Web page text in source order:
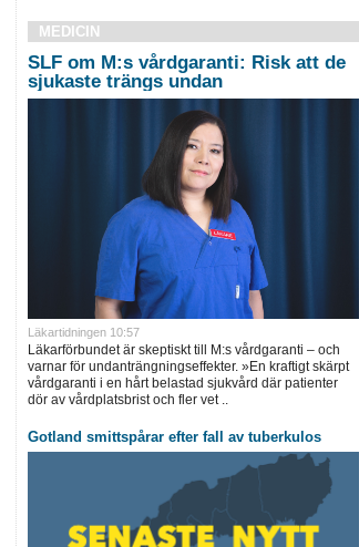
MEDICIN
SLF om M:s vårdgaranti: Risk att de
sjukaste trängs undan
Läkartidningen 10:57
Läkarförbundet är skeptiskt till M:s vårdgaranti – och
varnar för undanträngningseffekter. »En kraftigt skärpt
vårdgaranti i en hårt belastad sjukvård där patienter
dör av vårdplatsbrist och fler vet ..
Gotland smittspårar efter fall av tuberkulos